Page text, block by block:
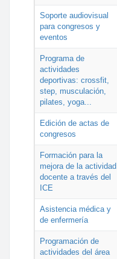
Soporte audiovisual
para congresos y
eventos
Programa de
actividades
deportivas: crossfit,
step, musculación,
pilates, yoga...
Edición de actas de
congresos
Formación para la
mejora de la actividad
docente a través del
ICE
Asistencia médica y
de enfermería
Programación de
actividades del área